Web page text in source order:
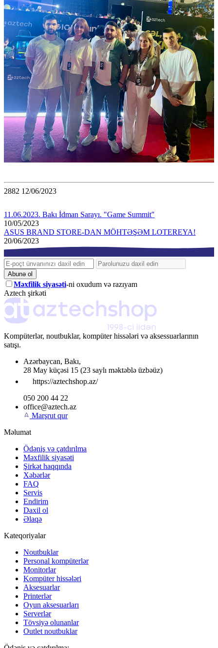
2882 12/06/2023
11.06.2023. Bakı İdman Sarayı. "Game Summit"
10/05/2023
ASUS BRAND STORE-DAN MÖHTƏŞƏM LOTEREYA!
20/06/2023
Abunə ol
Məxfilik siyasəti-ni oxudum və razıyam
Aztech şirkəti
Kompüterlər, noutbuklar, kompüter hissələri və aksessuarlarının
satışı.
Azərbaycan, Bakı,
28 May küçəsi 15 (23 saylı məktəblə üzbəüz)
https://aztechshop.az/
050 200 44 22
office@aztech.az
Marşrut qur
Məlumat
Ödəniş və çatdırılma
Məxfilik siyasəti
Şirkət haqqında
Xəbərlər
FAQ
Servis
Endirim
Daxil ol
Əlaqə
Kateqoriyalar
Noutbuklar
Personal kompüterlər
Monitorlar
Kompüter hissələri
Aksesuarlar
Printerlər
Oyun aksesuarları
Serverlər
Tövsiyə olunanlar
Outlet noutbuklar